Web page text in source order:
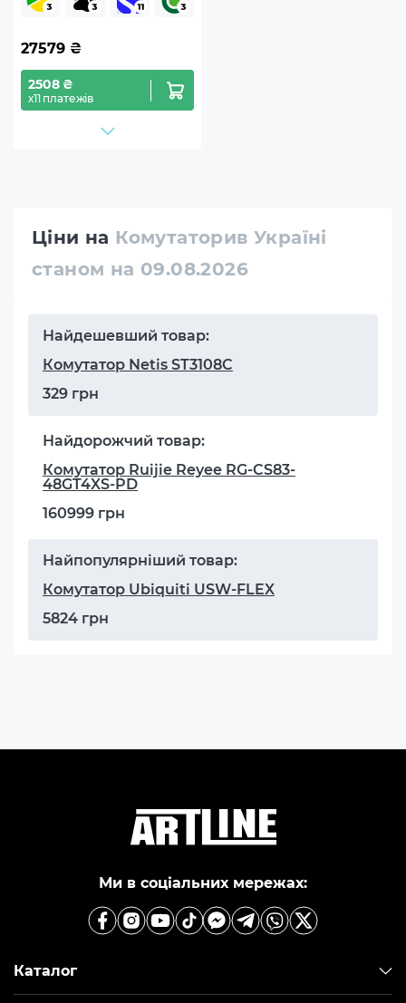
27579 ₴
2508 ₴
х11 платежів
Ціни на Комутаторив Україні
станом на 09.08.2026
Найдешевший товар:
Комутатор Netis ST3108C
329 грн
Найдорожчий товар:
Комутатор Ruijie Reyee RG-CS83-
48GT4XS-PD
160999 грн
Найпопулярніший товар:
Комутатор Ubiquiti USW-FLEX
5824 грн
Ми в соціальних мережах:
Каталог